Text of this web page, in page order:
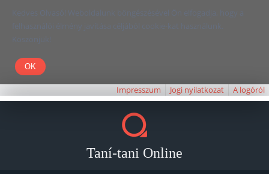
Kedves Olvasó! Weboldalunk böngészésével Ön elfogadja, hogy a
felhasználói élmény javítása céljából cookie-kat használunk.
Köszönjük!
Impresszum Jogi nyilatkozat A logóról
Taní-tani Online